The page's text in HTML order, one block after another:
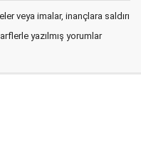
veya imalar, inançlara saldırı
yazılmış yorumlar